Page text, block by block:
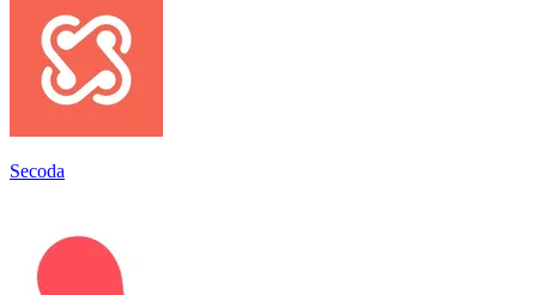
Secoda